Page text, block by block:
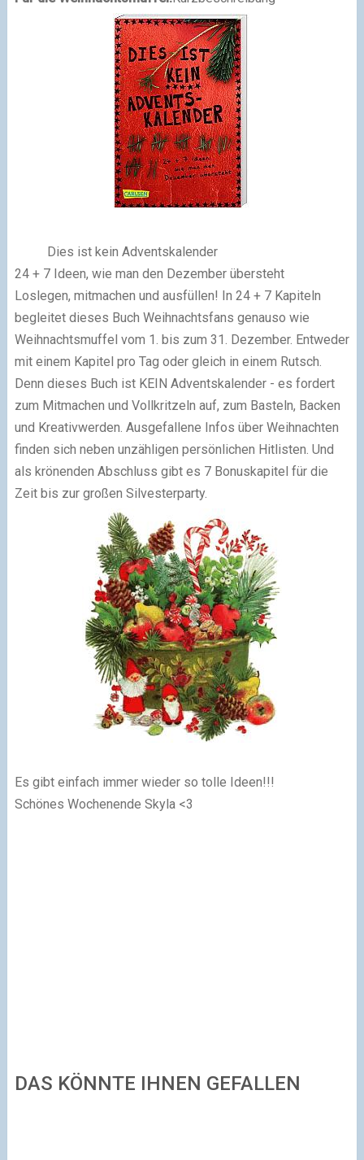
Dies ist kein Ad­vents­ka­len­der
24 + 7 Ideen, wie man den Dezember übersteht
Loslegen, mitmachen und ausfüllen! In 24 + 7 Kapiteln
begleitet dieses Buch Weihnachtsfans genauso wie
Weihnachtsmuffel vom 1. bis zum 31. Dezember. Entweder
mit einem Kapitel pro Tag oder gleich in einem Rutsch.
Denn dieses Buch ist KEIN Adventskalender - es fordert
zum Mitmachen und Vollkritzeln auf, zum Basteln, Backen
und Kreativwerden. Ausgefallene Infos über Weihnachten
finden sich neben unzähligen persönlichen Hitlisten. Und
als krönenden Abschluss gibt es 7 Bonuskapitel für die
Zeit bis zur großen Silvesterparty.
Es gibt einfach immer wieder so tolle Ideen!!!
Schönes Wochenende Skyla <3
DAS KÖNNTE IHNEN GEFALLEN